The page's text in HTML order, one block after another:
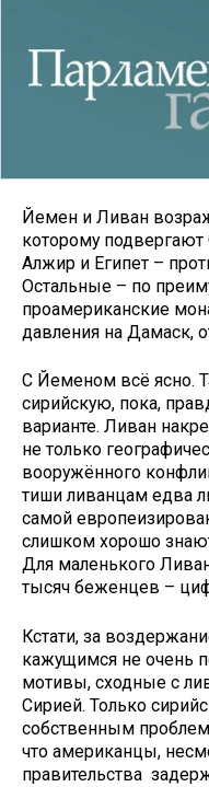
Йемен и Ливан
которому
Алжир и Египет –
Остальные – по
проамериканские
давления на Дамаск,
С Йеменом всё ясно.
сирийскую, пока,
варианте. Ливан
не только
вооружённого
тиши ливанцам едва
самой
слишком хорошо
Для маленького
тысяч беженцев –
Кстати, за
кажущимся не очень
мотивы, сходные с
Сирией. Только
собственным
что американцы,
правительства